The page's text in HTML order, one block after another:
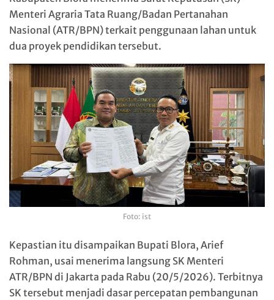
Menteri Agraria Tata Ruang/Badan Pertanahan
Nasional (ATR/BPN) terkait penggunaan lahan untuk
dua proyek pendidikan tersebut.
Foto: ist
Kepastian itu disampaikan Bupati Blora, Arief
Rohman, usai menerima langsung SK Menteri
ATR/BPN di Jakarta pada Rabu (20/5/2026). Terbitnya
SK tersebut menjadi dasar percepatan pembangunan